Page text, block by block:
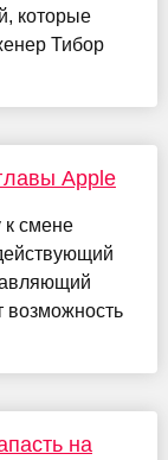
которые
Тибор
Apple
к смене
возможность
на